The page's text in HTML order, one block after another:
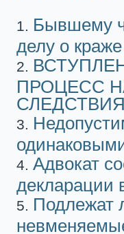
Бывшему
делу о
ПРОЦЕСС
Адвокат
декларации
Подлежат